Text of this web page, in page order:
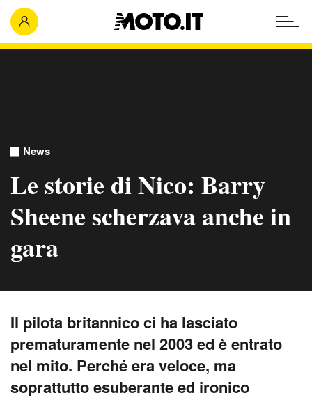
News
Le storie di Nico: Barry
Sheene scherzava anche in
gara
Il pilota britannico ci ha lasciato
prematuramente nel 2003 ed è entrato
nel mito. Perché era veloce, ma
soprattutto esuberante ed ironico